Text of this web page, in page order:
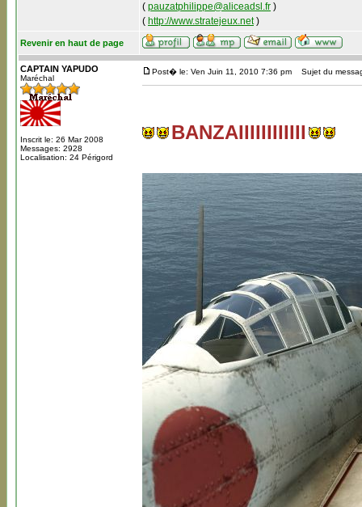
( pauzatphilippe@aliceadsl.fr )
( http://www.stratejeux.net)
Revenir en haut de page
CAPTAIN YAPUDO
Maréchal
Inscrit le: 26 Mar 2008
Messages: 2928
Localisation: 24 Périgord
Post� le: Ven Juin 11, 2010 7:36 pm Sujet du
BANZAIIIIIIIIIIII